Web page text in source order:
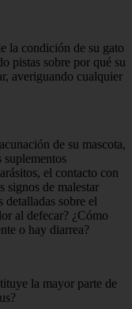
la condición de su gato
pistas sobre por qué su
averiguando cualquier
de su mascota,
el contacto con
signos de malestar
detalladas sobre el
al defecar? ¿Cómo
o hay diarrea?
la mayor parte de